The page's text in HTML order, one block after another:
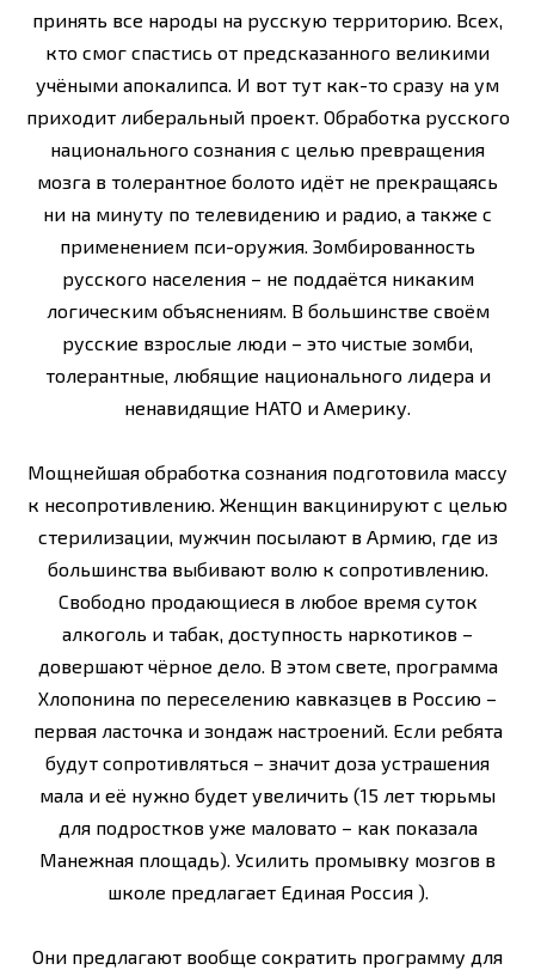
принять все народы на русскую территорию. Всех,
кто смог спастись от предсказанного великими
учёными апокалипса. И вот тут как-то сразу на ум
приходит либеральный проект. Обработка русского
национального сознания с целью превращения
мозга в толерантное болото идёт не прекращаясь
ни на минуту по телевидению и радио, а также с
применением пси-оружия. Зомбированность
русского населения – не поддаётся никаким
логическим объяснениям. В большинстве своём
русские взрослые люди – это чистые зомби,
толерантные, любящие национального лидера и
ненавидящие НАТО и Америку.
Мощнейшая обработка сознания подготовила массу
к несопротивлению. Женщин вакцинируют с целью
стерилизации, мужчин посылают в Армию, где из
большинства выбивают волю к сопротивлению.
Свободно продающиеся в любое время суток
алкоголь и табак, доступность наркотиков –
довершают чёрное дело. В этом свете, программа
Хлопонина по переселению кавказцев в Россию –
первая ласточка и зондаж настроений. Если ребята
будут сопротивляться – значит доза устрашения
мала и её нужно будет увеличить (15 лет тюрьмы
для подростков уже маловато – как показала
Манежная площадь). Усилить промывку мозгов в
школе предлагает Единая Россия ).
Они предлагают вообще сократить программу для